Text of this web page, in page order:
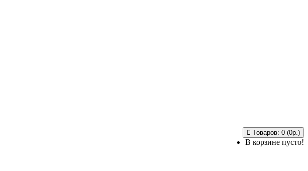
Товаров: 0 (0р.)
В корзине пусто!